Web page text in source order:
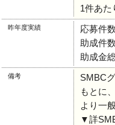
1件あた
昨年度実績
応募件
助成件
助成金
備考
SMBC
もとに
より一
▼詳